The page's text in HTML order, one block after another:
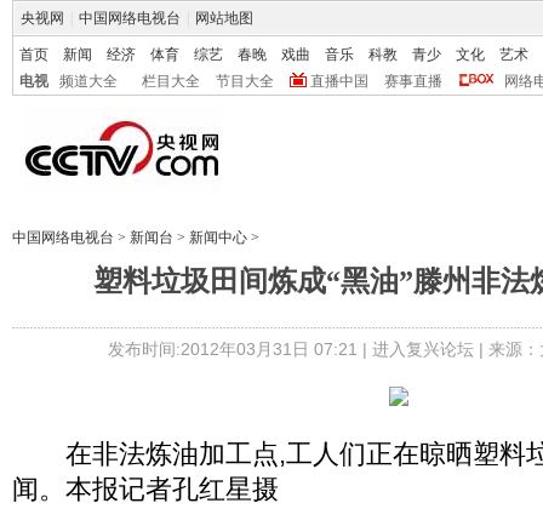
央视网 中国网络电视台 网站地图
首页 新闻 经济 体育 综艺 春晚 戏曲 音乐 科教 青少 文化
艺术
电视
频道大全 栏目大全 节目大全 直播中国 赛事直播 网络
中国网络电视台 > 新闻台 > 新闻中心 >
塑料垃圾田间炼成“黑油”滕州非法
发布时间:2012年03月31日 07:21 | 进入复兴论坛| 来源
在非法炼油加工点,工人们正在晾晒塑料
闻。本报记者孔红星摄